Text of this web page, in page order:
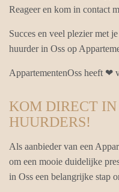
Reageer en kom in contact
Succes en veel plezier met
huurder in Oss op
AppartementenOss heeft ❤
KOM DIRECT
HUURDERS!
Als aanbieder van een
om een mooie duidelijke
in Oss een belangrijke stap